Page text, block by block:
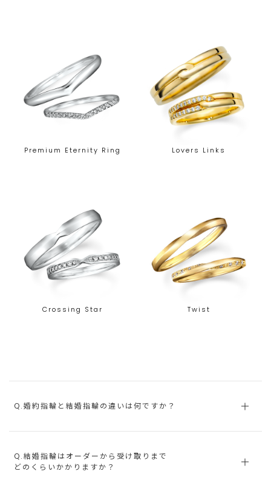
Premium Eternity Ring Lovers Links
Crossing Star Twist
Q.婚約指輪と結婚指輪の違いは何ですか？
Q.結婚指輪はオーダーから受け取りまで
どのくらいかかりますか？